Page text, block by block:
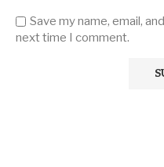
Save my name, email,
next time I comment.